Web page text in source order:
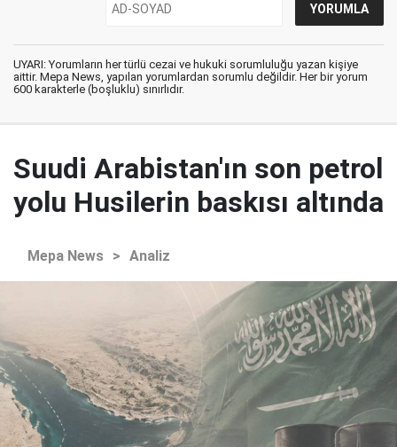
UYARI: Yorumların her türlü cezai ve hukuki sorumluluğu yazan kişiye
aittir. Mepa News, yapılan yorumlardan sorumlu değildir. Her bir yorum
600 karakterle (boşluklu) sınırlıdır.
Suudi Arabistan'ın son petrol
yolu Husilerin baskısı altında
Mepa News > Analiz